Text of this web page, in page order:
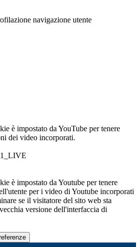
navigazione utente
è impostato da YouTube per tenere
dei video incorporati.
è impostato da Youtube per tenere
per i video di Youtube incorporati
se il visitatore del sito web sta
versione dell'interfaccia di